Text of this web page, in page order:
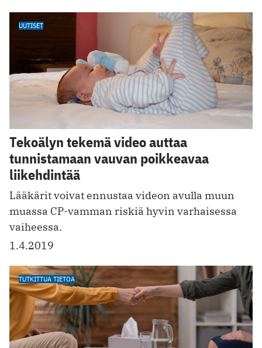
UUTISET
Tekoälyn tekemä video auttaa
tunnistamaan vauvan poikkeavaa
liikehdintää
Lääkärit voivat ennustaa videon avulla muun
muassa CP-vamman riskiä hyvin varhaisessa
vaiheessa.
1.4.2019
TUTKITTUA TIETOA